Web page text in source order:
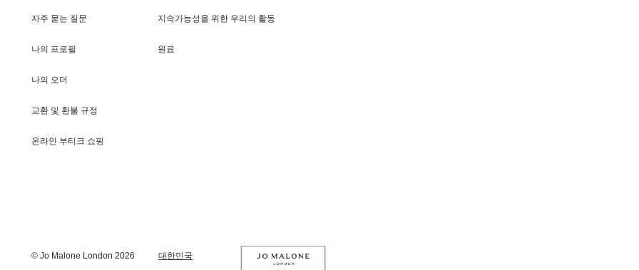
자주 묻는 질문
나의 프로필
나의 오더
교환 및 환불 규정
온라인 부티크 쇼핑
지속가능성을 위한 우리의 활동
원료
대한민국
© Jo Malone London 2026